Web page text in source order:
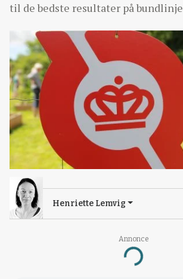
Annonce
Loading...
til de bedste resultater på
Henriette Lemvig